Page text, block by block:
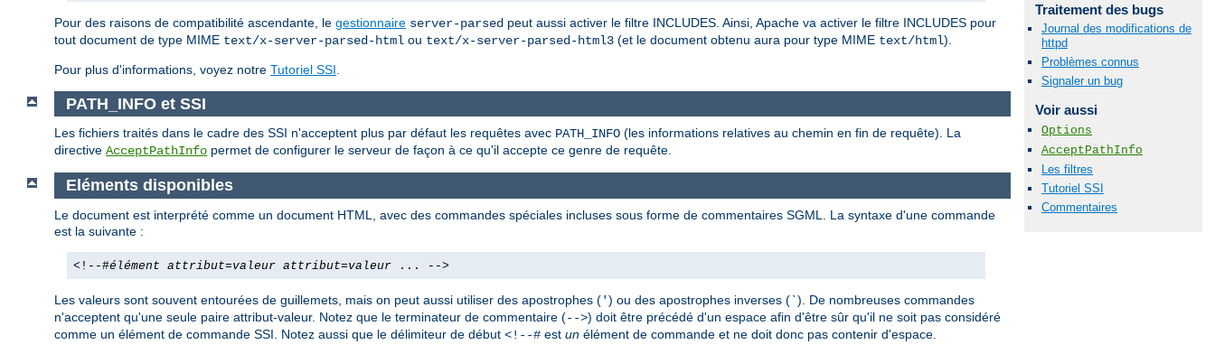
Traitement des bugs
Journal des modifications de
httpd
Problèmes connus
Signaler un bug
Voir aussi
Options
AcceptPathInfo
Les filtres
Tutoriel SSI
Commentaires
Pour des raisons de compatibilité ascendante, le gestionnaire server-parsed peut aussi activer le filtre INCLUDES. Ainsi, Apache va activer le filtre INCLUDES pour
tout document de type MIME text/x-server-parsed-html ou text/x-server-parsed-html3 (et le document obtenu aura pour type MIME text/html).
Pour plus d'informations, voyez notre Tutoriel SSI
PATH_INFO et SSI
Les fichiers traités dans le cadre des SSI n'acceptent plus par défaut les requêtes avec PATH_INFO (les informations relatives au chemin en fin de requête). La
directive AcceptPathInfo permet de configurer le serveur de façon à ce qu'il accepte ce genre de requête.
Eléments disponibles
Le document est interprété comme un document HTML, avec des commandes spéciales incluses sous forme de commentaires SGML. La syntaxe d'une commande
est la suivante :
<!--#élément attribut=valeur attribut=valeur ... -->
Les valeurs sont souvent entourées de guillemets, mais on peut aussi utiliser des apostrophes (') ou des apostrophes inverses (`). De nombreuses commandes
n'acceptent qu'une seule paire attribut-valeur. Notez que le terminateur de commentaire (-->) doit être précédé d'un espace afin d'être sûr qu'il ne soit pas considéré
comme un élément de commande SSI. Notez aussi que le délimiteur de début <!--# est un élément de commande et ne doit donc pas contenir d'espace.